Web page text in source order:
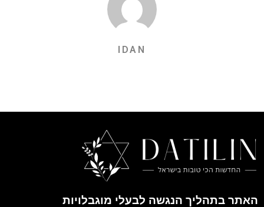
IDAN
האתר בתהליך הנגשה לבעלי מוגבלויות